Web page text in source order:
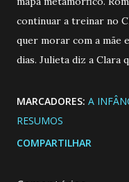
continuar a treinar no
quer morar com a mãe
dias. Julieta diz a Clara
MARCADORES: A
RESUMOS
COMPARTILHAR